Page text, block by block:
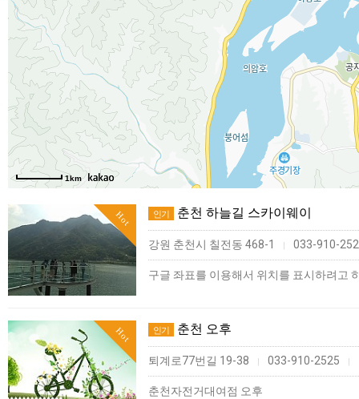
1km
Hot 인기 춘천 하늘길 스카이웨이
강원 춘천시 칠전동 468-1 | 033-910-
Hot 인기 춘천 오후
퇴계로77번길 19-38 | 033-910-2525 |
춘천자전거대여점 오후